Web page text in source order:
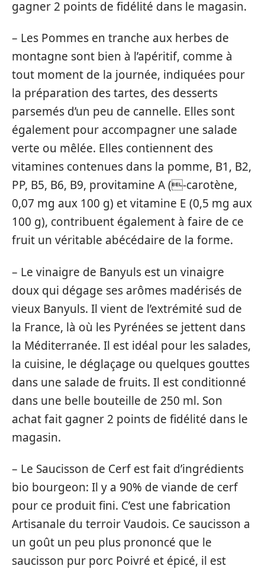
gagner 2 points de fidélité dans le magasin.
– Les Pommes en tranche aux herbes de
montagne sont bien à l’apéritif, comme à
tout moment de la journée, indiquées pour
la préparation des tartes, des desserts
parsemés d’un peu de cannelle. Elles sont
également pour accompagner une salade
verte ou mêlée. Elles contiennent des
vitamines contenues dans la pomme, B1, B2,
PP, B5, B6, B9, provitamine A (-carotène,
0,07 mg aux 100 g) et vitamine E (0,5 mg aux
100 g), contribuent également à faire de ce
fruit un véritable abécédaire de la forme.
– Le vinaigre de Banyuls est un vinaigre
doux qui dégage ses arômes madérisés de
vieux Banyuls. Il vient de l’extrémité sud de
la France, là où les Pyrénées se jettent dans
la Méditerranée. Il est idéal pour les salades,
la cuisine, le déglaçage ou quelques gouttes
dans une salade de fruits. Il est conditionné
dans une belle bouteille de 250 ml. Son
achat fait gagner 2 points de fidélité dans le
magasin.
– Le Saucisson de Cerf est fait d’ingrédients
bio bourgeon: Il y a 90% de viande de cerf
pour ce produit fini. C’est une fabrication
Artisanale du terroir Vaudois. Ce saucisson a
un goût un peu plus prononcé que le
saucisson pur porc Poivré et épicé, il est